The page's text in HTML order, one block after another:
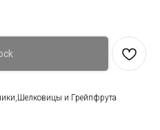
и Грейпфрута